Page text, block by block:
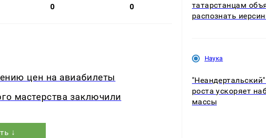
0 0
цен на авиабилеты
мастерства заключили
↓
татарстанцам
распознать
Наука
роста ускоряет
массы